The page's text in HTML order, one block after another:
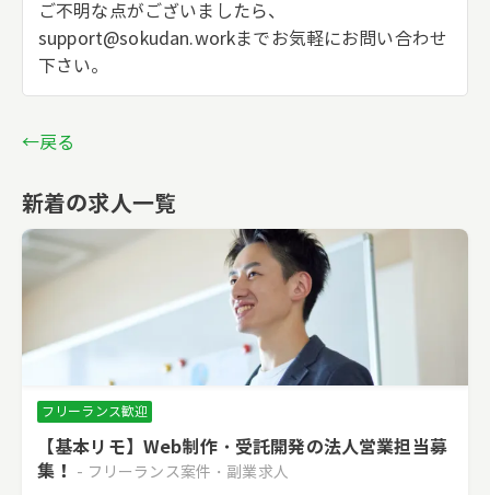
ご不明な点がございましたら、
support@sokudan.workまでお気軽にお問い合わせ
下さい。
←戻る
新着の求人一覧
フリーランス歓迎
【基本リモ】Web制作・受託開発の法人営業担当募
集！
- フリーランス案件・副業求人